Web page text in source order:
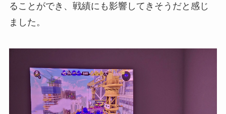
ることができ、戦績にも影響してきそうだと感じ
ました。